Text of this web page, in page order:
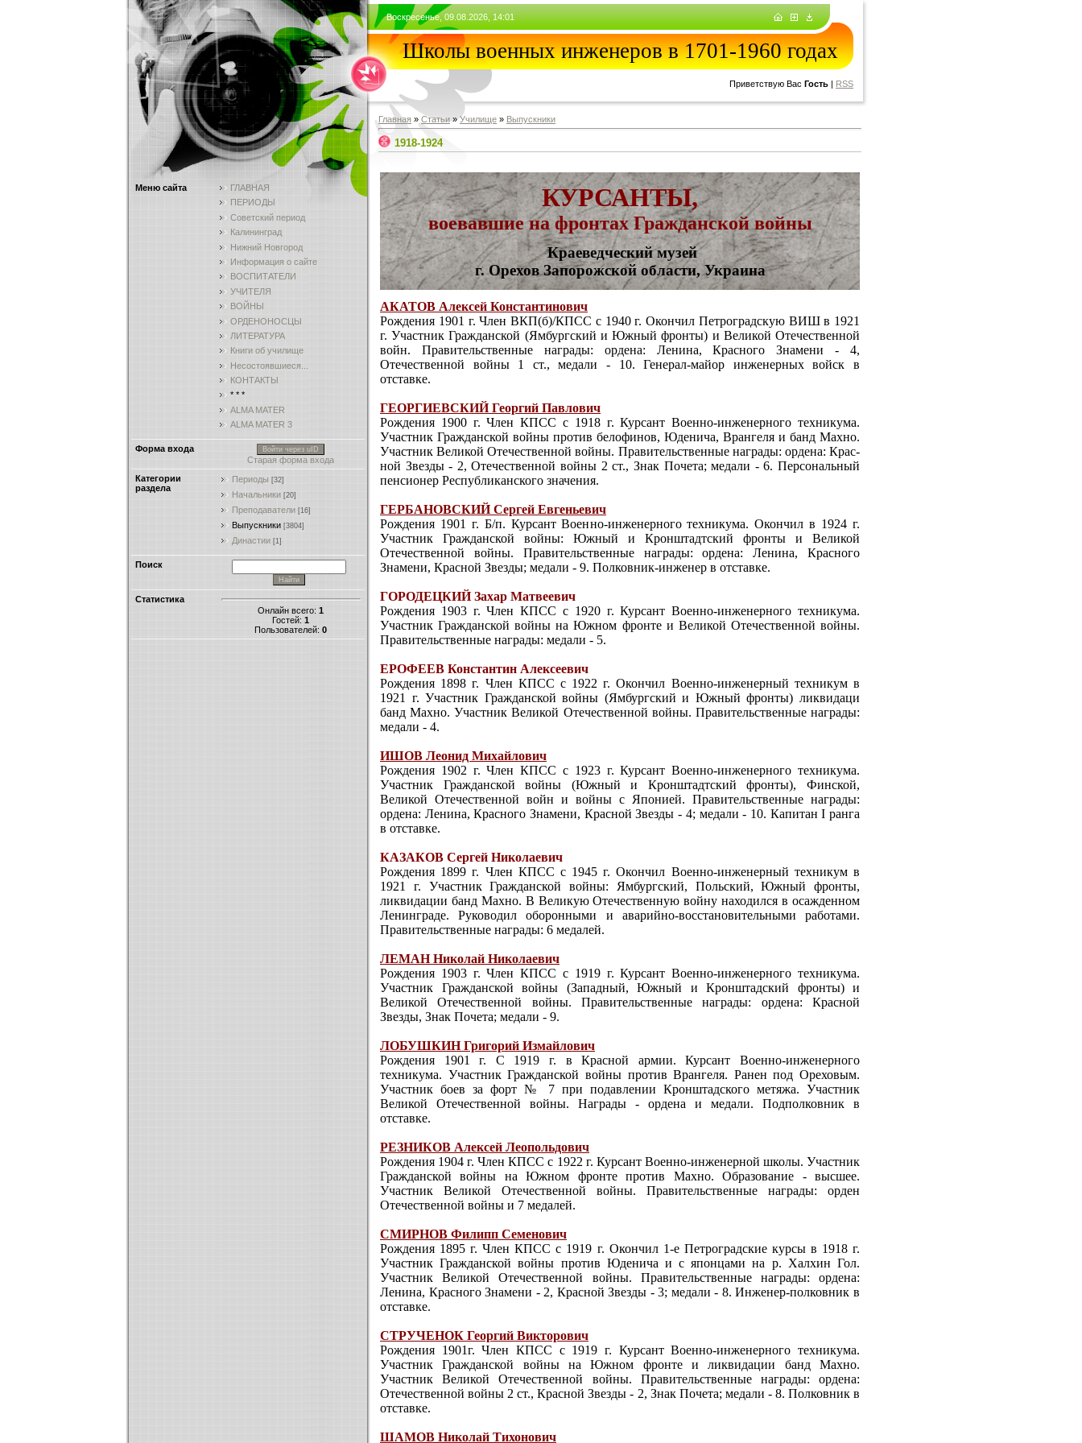
Меню сайта
ГЛАВНАЯ
ПЕРИОДЫ
Советский период
Калининград
Нижний Новгород
Информация о сайте
ВОСПИТАТЕЛИ
УЧИТЕЛЯ
ВОЙНЫ
ОРДЕНОНОСЦЫ
ЛИТЕРАТУРА
Книги об училище
Несостоявшиеся...
КОНТАКТЫ
* * *
ALMA MATER
ALMA MATER 3
Форма входа Войти через uID
Старая форма входа
Категории
раздела
Периоды [32]
Начальники [20]
Преподаватели [16]
Выпускники [3804]
Династии [1]
Поиск
Статистика
Онлайн всего: 1
Гостей: 1
Пользователей: 0
Воскресенье, 09.08.2026, 14:01
Школы военных инженеров в 1701-1960 годах
Приветствую Вас Гость | RSS
Главная » Статьи »Училищe » Выпускники
1918-1924
КУРСАНТЫ,
воевавшие на фронтах Гражданской войны
Краеведческий музей
г. Орехов Запорожской области, Украина
АКАТОВ Алексей Константинович
Рождения 1901 г. Член ВКП(б)/КПСС с 1940 г. Окончил Петроградскую ВИШ в 1921
г. Участник Гражданской (Ямбургский и Южный фронты) и Великой Отечественной
войн. Правительственные награды: ордена: Ленина, Красного Знамени - 4,
Отечественной войны 1 ст., медали - 10. Генерал-майор инженерных войск в
отставке.
ГЕОРГИЕВСКИЙ Георгий Павлович
Рождения 1900 г. Член КПСС с 1918 г. Курсант Военно-инженерного техникума.
Участник Гражданской войны против белофинов, Юденича, Врангеля и банд Махно.
Участник Великой Отечественной войны. Правитель­ственные награды: ордена: Крас­
ной Звезды - 2, Отечественной войны 2 ст., Знак Почета; медали - 6. Персональный
пенсионер Республиканского значения.
ГЕРБАНОВСКИЙ Сергей Евге­ньевич
Рождения 1901 г. Б/п. Курсант Военно-инженерного техникума. Окончил в 1924 г.
Участник Гражданской войны: Южный и Кронштадтский фронты и Великой
Отечественной вой­ны. Правительственные награ­ды: ордена: Ленина, Красного
Знамени, Красной Звезды; медали - 9. Полковник-инженер в отставке.
ГОРОДЕЦКИЙ Захар Матвеевич
Рождения 1903 г. Член КПСС с 1920 г. Курсант Военно-инженер­ного техникума.
Участник Граж­данской войны на Южном фронте и Великой Отечественной войны.
Правительственные награды: медали - 5.
ЕРОФЕЕВ Константин Алексеевич
Рождения 1898 г. Член КПСС с 1922 г. Окончил Военно-инженерный техникум в
1921 г. Участник Гражданской войны (Ямбургский и Южный фронты) ликвидаци
банд Махно. Участник Великой Отечественной войны. Правительственные награды:
медали - 4.
ИШОВ Леонид Михайлович
Рождения 1902 г. Член КПСС с 1923 г. Курсант Военно-инже­нерного техникума.
Участник Гражданской войны (Южный и Кронштадтский фронты), Фин­ской,
Великой Отечественной войн и войны с Японией. Правительственные награды:
ордена: Ленина, Красного Зна­мени, Красной Звезды - 4; ме­дали - 10. Капитан I ранга
в отставке.
КАЗАКОВ Сергей Николаевич
Рождения 1899 г. Член КПСС с 1945 г. Окончил Военно-инженерный техникум в
1921 г. Участник Гражданской войны: Ямбургский, Польский, Южный фронты,
ликвидации банд Махно. В Великую Отечест­венную войну находился в осажденном
Ленинграде. Руководил оборонными и аварийно-восстановительными работами.
Правительственные награды: 6 медалей.
ЛЕМАН Николай Николаевич
Рождения 1903 г. Член КПСС с 1919 г. Курсант Военно-инжене­рного техникума.
Участник Гражданской войны (Западный, Южный и Кронштадский фронты) и
Великой Отечественной войны. Правительственные награды: ордена: Красной
Звезды, Знак Почета; медали - 9.
ЛОБУШКИН Григорий Измайлович
Рождения 1901 г. С 1919 г. в Крас­ной армии. Курсант Военно-инженерного
техникума. Участник Граж­данской войны против Врангеля. Ранен под Ореховым.
Участник боев за форт № 7 при подавлении Кронштадского метяжа. Участник
Великой Отечественной войны. Награды - ордена и медали. Подполковник в
отставке.
РЕЗНИКОВ Алексей Леополь­дович
Рождения 1904 г. Член КПСС с 1922 г. Курсант Военно-инженерной школы. Участник
Гражданской войны на Южном фронте против Махно. Образо­вание - высшее.
Участник Ве­ликой Отечественной войны. Правительственные награды: орден
Отечественной войны и 7 медалей.
СМИРНОВ Филипп Семенович
Рождения 1895 г. Член КПCC с 1919 г. Окончил 1-е Петроград­ские курсы в 1918 г.
Участник Гражданской войны против Юде­нича и с японцами на р. Халхин Гол.
Участник Великой Отечественной войны. Правительствен­ные награды: ордена:
Ленина, Красного Знамени - 2, Красной Звезды - 3; медали - 8. Инженер-полковник в
отставке.
СТРУЧЕНОК Георгий Викторович
Рождения 1901г. Член КПСС с 1919 г. Курсант Военно-инженерного техникума.
Участник Гражданской войны на Южном фронте и ликвидации банд Махно.
Участник Великой Отечественной войны. Правительственные награды: ор­дена:
Отечественной войны 2 ст., Красной Звезды - 2, Знак Почета; медали - 8. Полковник в
отставке.
ШАМОВ Николай Тихонович